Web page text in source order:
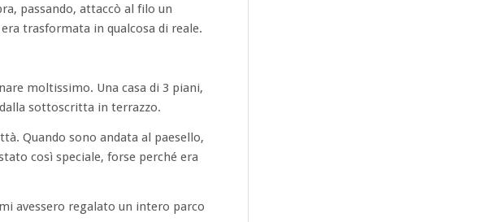
passando, attaccò al filo un
trasformata in qualcosa di reale.
moltissimo. Una casa di 3 piani,
sottoscritta in terrazzo.
Quando sono andata al paesello,
così speciale, forse perché era
avessero regalato un intero parco